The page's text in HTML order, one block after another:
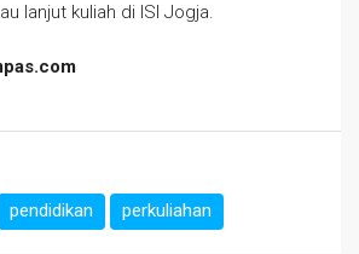
lanjut kuliah di ISI Jogja.
pendidikan perkuliahan